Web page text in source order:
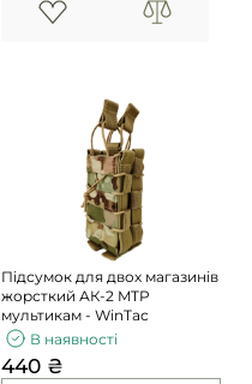
Підсумок для двох магазинів
жорсткий АК-2 MTP
мультикам - WinTac
В наявності
440 ₴